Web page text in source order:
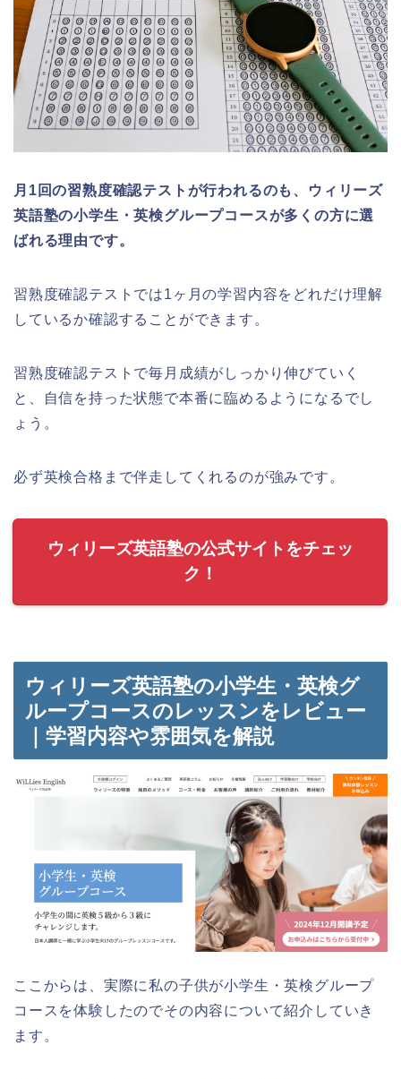
月1回の習熟度確認テストが行われるのも、ウィリーズ
英語塾の小学生・英検グループコースが多くの方に選
ばれる理由です。
習熟度確認テストでは1ヶ月の学習内容をどれだけ理解
しているか確認することができます。
習熟度確認テストで毎月成績がしっかり伸びていく
と、自信を持った状態で本番に臨めるようになるでし
ょう。
必ず英検合格まで伴走してくれるのが強みです。
ウィリーズ英語塾の公式サイトをチェッ
ク！
ウィリーズ英語塾の小学生・英検グ
ループコースのレッスンをレビュー
｜学習内容や雰囲気を解説
ここからは、実際に私の子供が小学生・英検グループ
コースを体験したのでその内容について紹介していき
ます。